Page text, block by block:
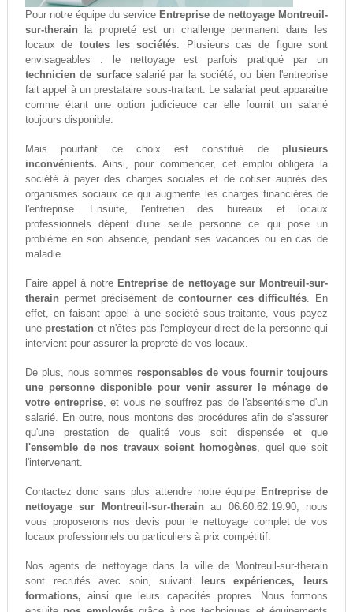
Pour notre équipe du service Entreprise de nettoyage Montreuil-
sur-therain la propreté est un challenge permanent dans les
locaux de toutes les sociétés. Plusieurs cas de figure sont
envisageables : le nettoyage est parfois pratiqué par un
technicien de surfacesalarié par la société, ou bien l'entreprise
fait appel à un prestataire sous-traitant. Le salariat peut apparaitre
comme étant une option judicieuce car elle fournit un salarié
toujours disponible.
Mais pourtant ce choix est constitué de plusieurs
inconvénients. Ainsi, pour commencer, cet emploi obligera la
société à payer des charges sociales et de cotiser auprès des
organismes sociaux ce qui augmente les charges financières de
l'entreprise. Ensuite, l'entretien des bureaux et locaux
professionnels dépent d'une seule personne ce qui pose un
problème en son absence, pendant ses vacances ou en cas de
maladie.
Faire appel à notre Entreprise de nettoyage sur Montreuil-sur-
therain permet précisément decontourner ces difficultés. En
effet, en faisant appel à une société sous-traitante, vous payez
une prestation et n'êtes pas l'employeur direct de la personne qui
intervient pour assurer la propreté de vos locaux.
De plus, nous sommes responsables de vous fournir toujours
une personne disponible pour venir assurer le ménage de
votre entreprise, et vous ne souffrez pas de l'absentéisme d'un
salarié. En outre, nous montons des procédures afin de s'assurer
qu'une prestation de qualité vous soit dispensée et que
l'ensemble de nos travaux soient homogènes, quel que soit
l'intervenant.
Contactez donc sans plus attendre notre équipe Entreprise de
nettoyage sur Montreuil-sur-therain au 06.60.62.19.90, nous
vous proposerons nos devis pour le nettoyage complet de vos
locaux professionnels ou particuliers à prix compétitif.
Nos agents de nettoyage dans la ville de Montreuil-sur-therain
sont recrutés avec soin, suivant
leurs expériences, leurs
formations, ainsi que leurs capacités propres. Nous formons